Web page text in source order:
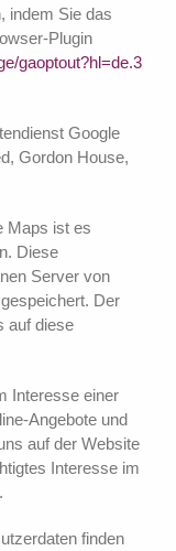
indem Sie das
Plugin
gaoptout?hl=de.3
Google
Gordon House,
Maps ist es
Diese
Server von
Der
auf diese
Interesse einer
Angebote und
auf der Website
Interesse im
finden